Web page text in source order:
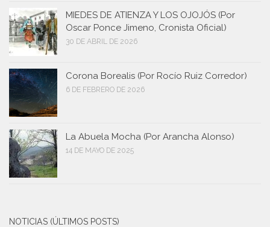
MIEDES DE ATIENZA Y LOS OJOJÓS (Por
Oscar Ponce Jimeno, Cronista Oficial)
30 DE ABRIL DE 2026
Corona Borealis (Por Rocío Ruiz Corredor)
6 DE FEBRERO DE 2026
La Abuela Mocha (Por Arancha Alonso)
14 DE MAYO DE 2025
NOTICIAS (ÚLTIMOS POSTS)